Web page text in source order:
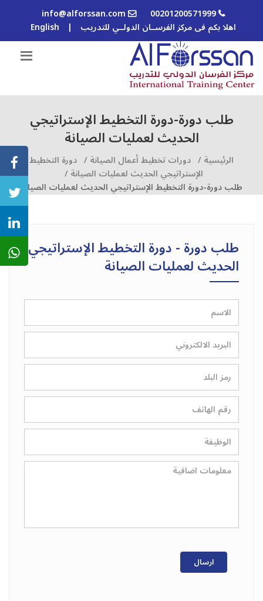
00201200571999
info@alforssan.com
اهلا بكم فى مركز الفرســان الدولــي للتدريب |
English
طلب دورة-دورة التخطيط الإستراتيجي
الحديث لعمليات الصيانة
الرئيسية / دورات تخطيط أعمال الصيانة / دورة التخطيط
الإستراتيجي الحديث لعمليات الصيانة /
طلب دورة-دورة التخطيط الإستراتيجي الحديث لعمليات الصيانة
طلب دورة - دورة التخطيط الإستراتيجي
الحديث لعمليات الصيانة
ارسال